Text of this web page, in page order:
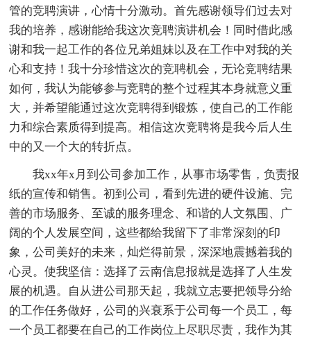
管的竞聘演讲，心情十分激动。首先感谢领导们过去对
我的培养，感谢能给我这次竞聘演讲机会！同时借此感
谢和我一起工作的各位兄弟姐妹以及在工作中对我的关
心和支持！我十分珍惜这次的竞聘机会，无论竞聘结果
如何，我认为能够参与竞聘的整个过程其本身就意义重
大，并希望能通过这次竞聘得到锻炼，使自己的工作能
力和综合素质得到提高。相信这次竞聘将是我今后人生
中的又一个大的转折点。
我xx年x月到公司参加工作，从事市场零售，负责报
纸的宣传和销售。初到公司，看到先进的硬件设施、完
善的市场服务、至诚的服务理念、和谐的人文氛围、广
阔的个人发展空间，这些都给我留下了非常深刻的印
象，公司美好的未来，灿烂得前景，深深地震撼着我的
心灵。使我坚信：选择了云南信息报就是选择了人生发
展的机遇。自从进公司那天起，我就立志要把领导分给
的工作任务做好，公司的兴衰系于公司每一个员工，每
一个员工都要在自己的工作岗位上尽职尽责，我作为其